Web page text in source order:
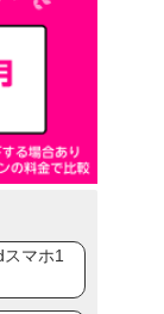
マホ1